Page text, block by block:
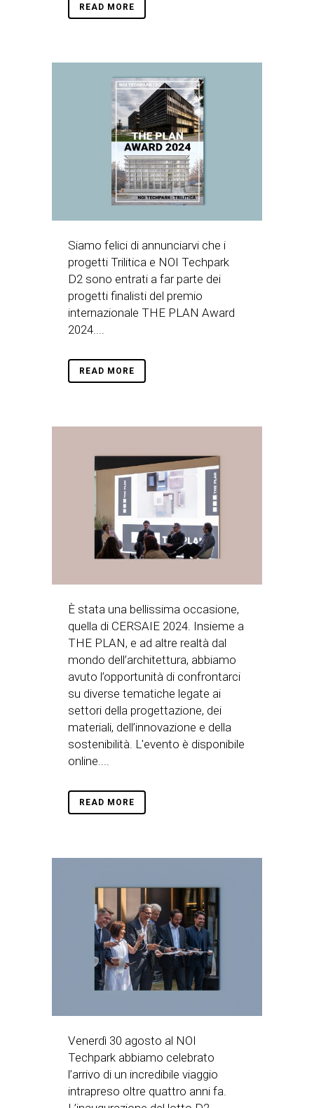
READ MORE
Siamo felici di annunciarvi che i
progetti Trilitica e NOI Techpark
D2 sono entrati a far parte dei
progetti finalisti del premio
internazionale THE PLAN Award
2024....
READ MORE
È stata una bellissima occasione,
quella di CERSAIE 2024. Insieme a
THE PLAN, e ad altre realtà dal
mondo dell’architettura, abbiamo
avuto l’opportunità di confrontarci
su diverse tematiche legate ai
settori della progettazione, dei
materiali, dell’innovazione e della
sostenibilità. L'evento è disponibile
online....
READ MORE
Venerdì 30 agosto al NOI
Techpark abbiamo celebrato
l’arrivo di un incredibile viaggio
intrapreso oltre quattro anni fa.